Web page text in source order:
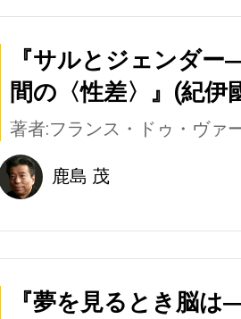
『サルとジェンダ
間の〈性差〉』(紀伊
著者:フランス・ドゥ・ヴァ
鹿島 茂
『夢を見るとき脳